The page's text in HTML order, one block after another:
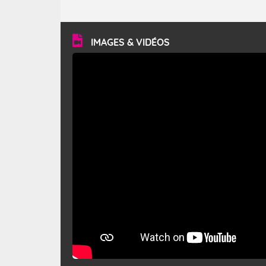
vitesse moyenne de 50 km/h et atteindre 80 à 100 km/h
en rafales, parfois davantage. Il parcourt la basse vallée
du Rhône et la Provence et envahit le littoral
méditerranéen à partir de la Camargue.
IMAGES & VIDÉOS